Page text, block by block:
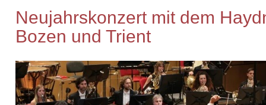
Neujahrskonzert mit dem
Bozen und Trient